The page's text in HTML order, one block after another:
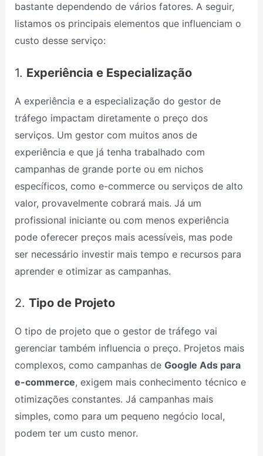
bastante dependendo de vários fatores. A seguir,
listamos os principais elementos que influenciam o
custo desse serviço:
1. Experiência e Especialização
A experiência e a especialização do gestor de
tráfego impactam diretamente o preço dos
serviços. Um gestor com muitos anos de
experiência e que já tenha trabalhado com
campanhas de grande porte ou em nichos
específicos, como e-commerce ou serviços de alto
valor, provavelmente cobrará mais. Já um
profissional iniciante ou com menos experiência
pode oferecer preços mais acessíveis, mas pode
ser necessário investir mais tempo e recursos para
aprender e otimizar as campanhas.
2. Tipo de Projeto
O tipo de projeto que o gestor de tráfego vai
gerenciar também influencia o preço. Projetos mais
complexos, como campanhas de Google Ads para
e-commerce, exigem mais conhecimento técnico e
otimizações constantes. Já campanhas mais
simples, como para um pequeno negócio local,
podem ter um custo menor.